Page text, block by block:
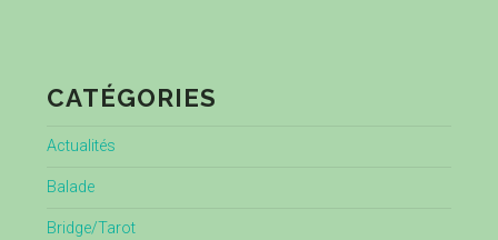
CATÉGORIES
Actualités
Balade
Bridge/Tarot